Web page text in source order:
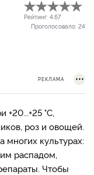
Рейтинг: 4.67
Проголосовало: 24
РЕКЛАМА
°C,
роз и овощей.
культурах:
распадом,
Чтобы